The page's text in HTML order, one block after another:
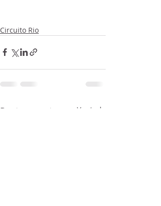
Circuito Rio
Posts recentes Ver tudo